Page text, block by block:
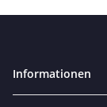
Informationen